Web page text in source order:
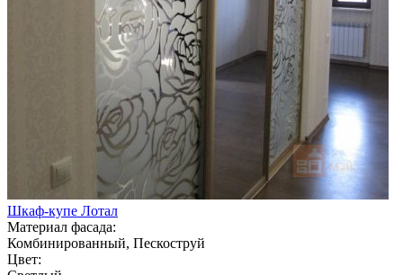
Шкаф-купе Лотал
Материал фасада:
Комбинированный, Пескоструй
Цвет: